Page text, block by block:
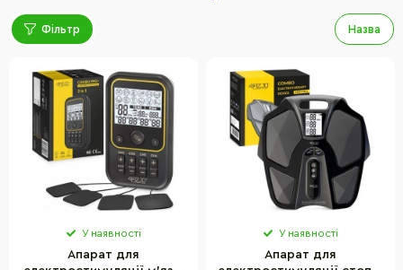
Фільтр Назва
У наявності
Апарат для
У наявності
Апарат для